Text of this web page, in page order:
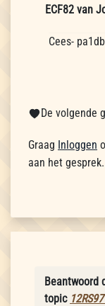
ECF82 van
Cees-
De volgende
Graag Inloggen
aan het gesprek.
Beantwoord
topic